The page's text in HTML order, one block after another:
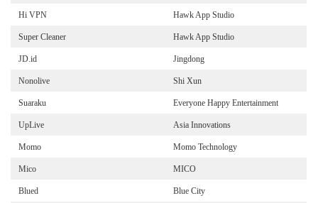
Hi VPN Hawk App Studio
Super Cleaner Hawk App Studio
JD.id Jingdong
Nonolive Shi Xun
Suaraku Everyone Happy Entertainment
UpLive Asia Innovations
Momo Momo Technology
Mico MICO
Blued Blue City